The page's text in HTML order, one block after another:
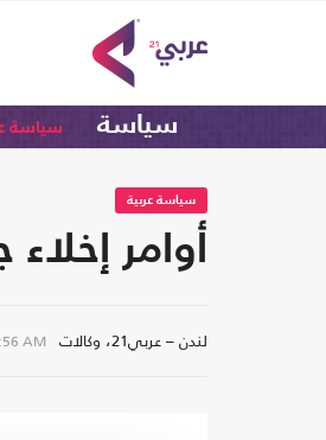
سياسة سياسة
سياسة عربية
أوامر
لندن – عربي21، وكالات AM